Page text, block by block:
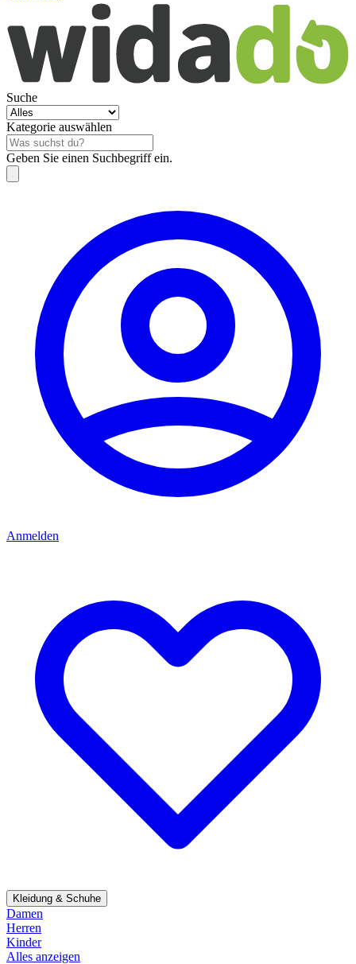
Suche
Kategorie auswählen
Geben Sie einen Suchbegriff ein.
Anmelden
Kleidung & Schuhe
Damen
Herren
Kinder
Alles anzeigen